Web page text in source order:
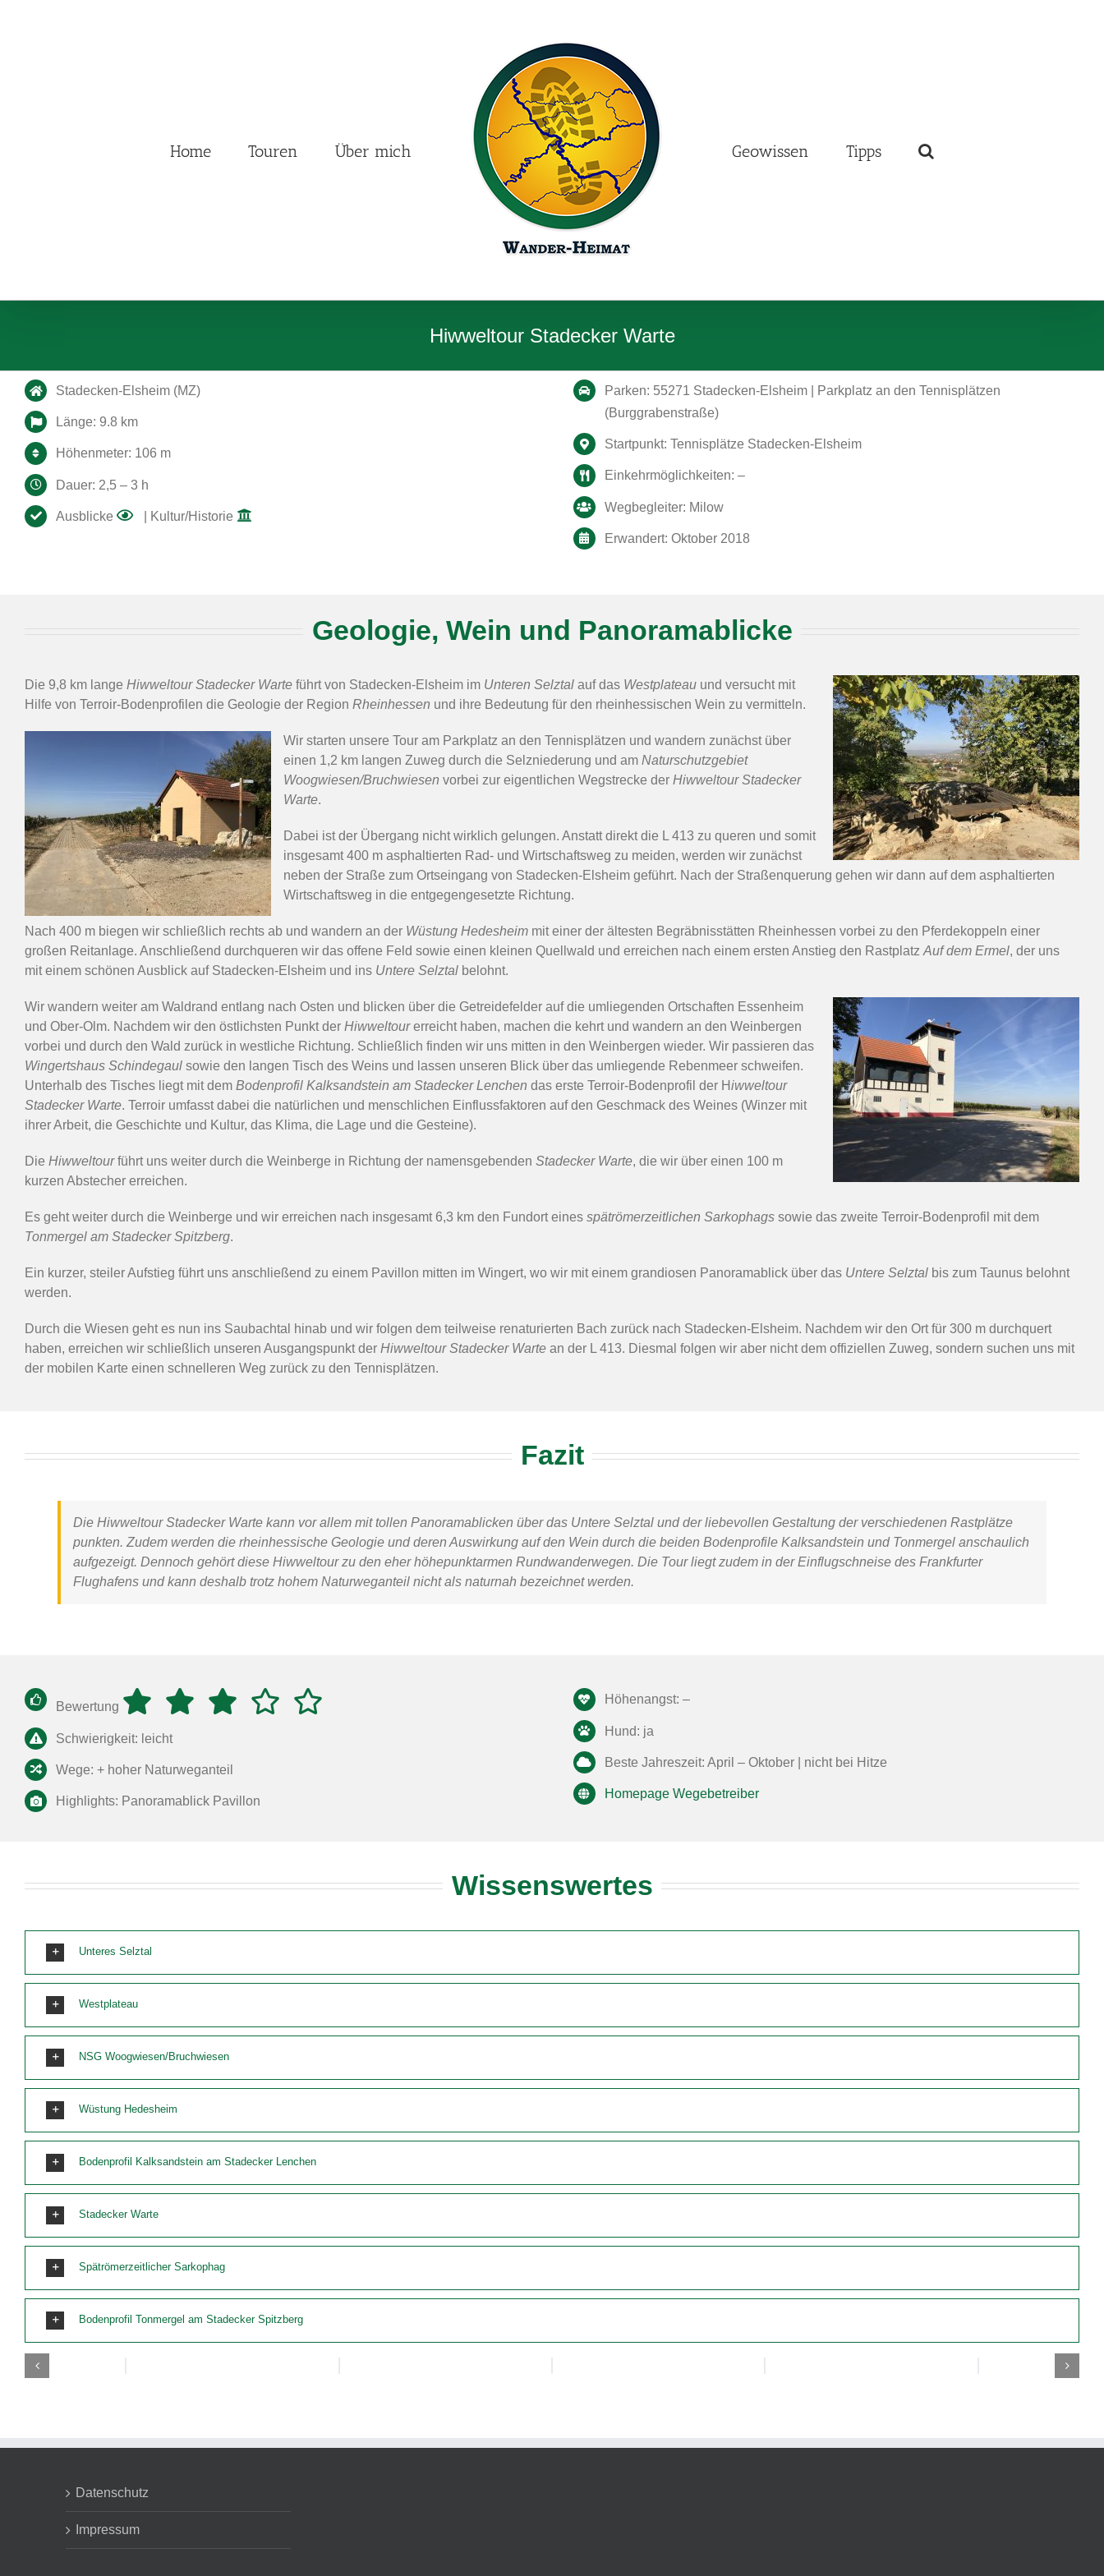
Home Touren Über mich Geowissen Tipps
Hiwweltour Stadecker Warte
Stadecken-Elsheim (MZ)
Länge: 9.8 km
Höhenmeter: 106 m
Dauer: 2,5 – 3 h
Ausblicke | Kultur/Historie
Parken: 55271 Stadecken-Elsheim | Parkplatz an den Tennisplätzen
(Burggrabenstraße)
Startpunkt: Tennisplätze Stadecken-Elsheim
Einkehrmöglichkeiten: –
Wegbegleiter: Milow
Erwandert: Oktober 2018
Geologie, Wein und Panoramablicke
Die 9,8 km lange Hiwweltour Stadecker Warte führt von Stadecken-Elsheim im Unteren Selztal auf das Westplateau und versucht mit
Hilfe von Terroir-Bodenprofilen die Geologie der Region Rheinhessen und ihre Bedeutung für den rheinhessischen Wein zu vermitteln.
Wir starten unsere Tour am Parkplatz an den Tennisplätzen und wandern zunächst über
einen 1,2 km langen Zuweg durch die Selzniederung und am Naturschutzgebiet
Woogwiesen/Bruchwiesen vorbei zur eigentlichen Wegstrecke der Hiwweltour Stadecker
Warte.
Dabei ist der Übergang nicht wirklich gelungen. Anstatt direkt die L 413 zu queren und somit
insgesamt 400 m asphaltierten Rad- und Wirtschaftsweg zu meiden, werden wir zunächst
neben der Straße zum Ortseingang von Stadecken-Elsheim geführt. Nach der Straßenquerung gehen wir dann auf dem asphaltierten
Wirtschaftsweg in die entgegengesetzte Richtung.
Nach 400 m biegen wir schließlich rechts ab und wandern an der Wüstung Hedesheim mit einer der ältesten Begräbnisstätten Rheinhessen vorbei zu den Pferdekoppeln einer
großen Reitanlage. Anschließend durchqueren wir das offene Feld sowie einen kleinen Quellwald und erreichen nach einem ersten Anstieg den Rastplatz Auf dem Ermel, der uns
mit einem schönen Ausblick auf Stadecken-Elsheim und ins Untere Selztal belohnt.
Wir wandern weiter am Waldrand entlang nach Osten und blicken über die Getreidefelder auf die umliegenden Ortschaften Essenheim
und Ober-Olm. Nachdem wir den östlichsten Punkt der Hiwweltourerreicht haben, machen die kehrt und wandern an den Weinbergen
vorbei und durch den Wald zurück in westliche Richtung. Schließlich finden wir uns mitten in den Weinbergen wieder. Wir passieren das
Wingertshaus Schindegaul sowie den langen Tisch des Weins und lassen unseren Blick über das umliegende Rebenmeer schweifen.
Unterhalb des Tisches liegt mit dem Bodenprofil Kalksandstein am Stadecker Lenchen das erste Terroir-Bodenprofil der Hiwweltour
Stadecker Warte. Terroir umfasst dabei die natürlichen und menschlichen Einflussfaktoren auf den Geschmack des Weines (Winzer mit
ihrer Arbeit, die Geschichte und Kultur, das Klima, die Lage und die Gesteine).
Die Hiwweltourführt uns weiter durch die Weinberge in Richtung der namensgebenden Stadecker Warte, die wir über einen 100 m
kurzen Abstecher erreichen.
Es geht weiter durch die Weinberge und wir erreichen nach insgesamt 6,3 km den Fundort eines spätrömerzeitlichen Sarkophags sowie das zweite Terroir-Bodenprofil mit dem
Tonmergel am Stadecker Spitzberg.
Ein kurzer, steiler Aufstieg führt uns anschließend zu einem Pavillon mitten im Wingert, wo wir mit einem grandiosen Panoramablick über das Untere Selztal bis zum Taunus belohnt
werden.
Durch die Wiesen geht es nun ins Saubachtal hinab und wir folgen dem teilweise renaturierten Bach zurück nach Stadecken-Elsheim. Nachdem wir den Ort für 300 m durchquert
haben, erreichen wir schließlich unseren Ausgangspunkt der Hiwweltour Stadecker Warte an der L 413. Diesmal folgen wir aber nicht dem offiziellen Zuweg, sondern suchen uns mit
der mobilen Karte einen schnelleren Weg zurück zu den Tennisplätzen.
Fazit
Die Hiwweltour Stadecker Warte kann vor allem mit tollen Panoramablicken über das Untere Selztal und der liebevollen Gestaltung der verschiedenen Rastplätze
punkten. Zudem werden die rheinhessische Geologie und deren Auswirkung auf den Wein durch die beiden Bodenprofile Kalksandstein und Tonmergel anschaulich
aufgezeigt. Dennoch gehört diese Hiwweltourzu den eher höhepunktarmen Rundwanderwegen. Die Tour liegt zudem in der Einflugschneise des Frankfurter
Flughafens und kann deshalb trotz hohem Naturweganteil nicht als naturnah bezeichnet werden.
Bewertung
Schwierigkeit: leicht
Wege: + hoher Naturweganteil
Highlights: Panoramablick Pavillon
Höhenangst: –
Hund: ja
Beste Jahreszeit: April – Oktober | nicht bei Hitze
Homepage Wegebetreiber
Wissenswertes
Unteres Selztal
Westplateau
NSG Woogwiesen/Bruchwiesen
Wüstung Hedesheim
Bodenprofil Kalksandstein am Stadecker Lenchen
Stadecker Warte
Spätrömerzeitlicher Sarkophag
Bodenprofil Tonmergel am Stadecker Spitzberg
Datenschutz
Impressum